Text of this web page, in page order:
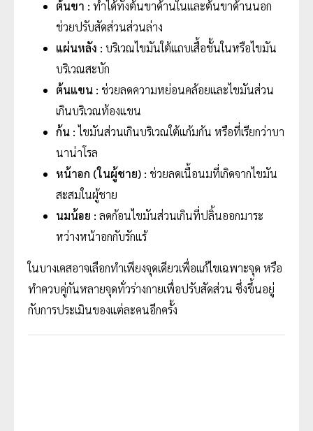
ต้นขา : ทำได้ทั้งต้นขาด้านในและต้นขาด้านนอก
ช่วยปรับสัดส่วนส่วนล่าง
แผ่นหลัง : บริเวณไขมันใต้แถบเสื้อชั้นในหรือไขมัน
บริเวณสะบัก
ต้นแขน : ช่วยลดความหย่อนคล้อยและไขมันส่วน
เกินบริเวณท้องแขน
ก้น :ไขมันส่วนเกินบริเวณใต้แก้มก้น หรือที่เรียกว่าบา
นาน่าโรล
หน้าอก (ในผู้ชาย) : ช่วยลดเนื้อนมที่เกิดจากไขมัน
สะสมในผู้ชาย
นมน้อย : ลดก้อนไขมันส่วนเกินที่ปลิ้นออกมาระ
หว่างหน้าอกกับรักแร้
ในบางเคสอาจเลือกทำเพียงจุดเดียวเพื่อแก้ไขเฉพาะจุด หรือ
ทำควบคู่กันหลายจุดทั่วร่างกายเพื่อปรับสัดส่วน ซึ่งขึ้นอยู่
กับการประเมินของแต่ละคนอีกครั้ง